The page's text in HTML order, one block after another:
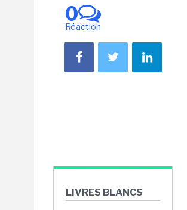
0
Réaction
LIVRES BLANCS